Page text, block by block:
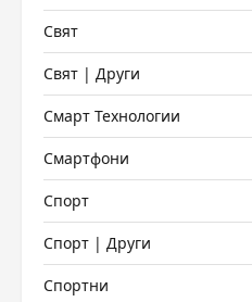
Свят
Свят | Други
Смарт Технологии
Смартфони
Спорт
Спорт | Други
Спортни